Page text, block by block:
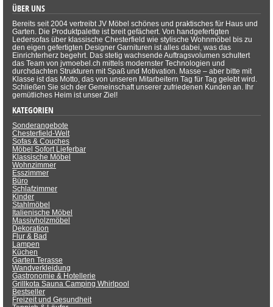
ÜBER UNS
Bereits seit 2004 vertreibt JV Möbel schönes und praktisches für Haus und
Garten. Die Produktpalette ist breit gefächert. Von handgefertigten
Ledersofas über klassische Chesterfield wie stylische Wohnmöbel bis zu
den eigen gefertigten Designer Garnituren ist alles dabei, was das
Einrichterherz begehrt. Das stetig wachsende Auftragsvolumen schultert
das Team von jvmoebel.ch mittels modernster Technologien und
durchdachten Strukturen mit Spaß und Motivation. Masse – aber bitte mit
Klasse ist das Motto, das von unseren Mitarbeitern Tag für Tag gelebt wird.
Schließen Sie sich der Gemeinschaft unserer zufriedenen Kunden an. Ihr
gemütliches Heim ist unser Ziel!
KATEGORIEN
Sonderangebote
Chesterfield-Welt
Sofas & Couches
Möbel Sofort Lieferbar
Klassische Möbel
Wohnzimmer
Esszimmer
Büro
Schlafzimmer
Kinder
Stahlmöbel
Italienische Möbel
Massivholzmöbel
Dekoration
Flur & Bad
Lampen
Küchen
Garten Terasse
Wandverkleidung
Gastronomie & Hotellerie
Grillkota Sauna Camping Whirlpool
Bestseller
Freizeit und Gesundheit